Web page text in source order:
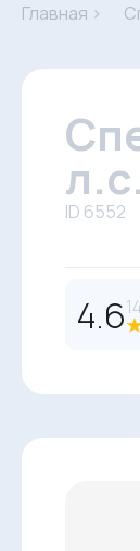
Главная ›
л.с.
ID 6552
4.6